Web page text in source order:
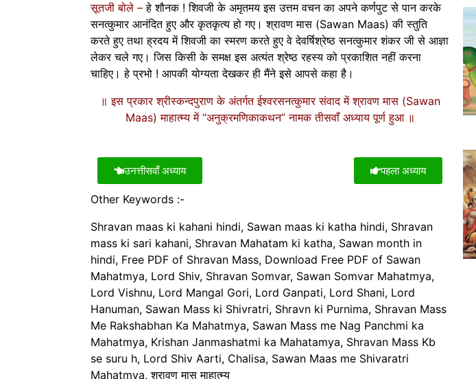
सूतजी बोले – हे शौनक ! शिवजी के अमृतमय इस उत्तम वचन का अपने कर्णपुट से पान करके
सनत्कुमार आनंदित हुए और कृतकृत्य हो गए। श्रावण मास (Sawan Maas) की स्तुति
करते हुए तथा ह्रदय में शिवजी का स्मरण करते हुए वे देवर्षिश्रेष्ठ सनत्कुमार शंकर जी से आज्ञा
लेकर चले गए। जिस किसी के समक्ष इस अत्यंत श्रेष्ठ रहस्य को प्रकाशित नहीं करना
चाहिए। हे प्रभो ! आपकी योग्यता देखकर ही मैंने इसे आपसे कहा है।
॥ इस प्रकार श्रीस्कन्दपुराण के अंतर्गत ईश्वरसनत्कुमार संवाद में श्रावण मास (Sawan
Maas) माहात्म्य में “अनुक्रमणिकाकथन” नामक तीसवाँ अध्याय पूर्ण हुआ ॥
उनत्तीसवाँ अध्याय पहला अध्याय
Other Keywords :-
Shravan maas ki kahani hindi, Sawan maas ki katha hindi, Shravan
mass ki sari kahani, Shravan Mahatam ki katha, Sawan month in
hindi, Free PDF of Shravan Mass, Download Free PDF of Sawan
Mahatmya, Lord Shiv, Shravan Somvar, Sawan Somvar Mahatmya,
Lord Vishnu, Lord Mangal Gori, Lord Ganpati, Lord Shani, Lord
Hanuman, Sawan Mass ki Shivratri, Shravn ki Purnima, Shravan Mass
Me Rakshabhan Ka Mahatmya, Sawan Mass me Nag Panchmi ka
Mahatmya, Krishan Janmashatmi ka Mahatamya, Shravan Mass Kb
se suru h, Lord Shiv Aarti, Chalisa, Sawan Maas me Shivaratri
Mahatmya, श्रावण मास माहात्म्य